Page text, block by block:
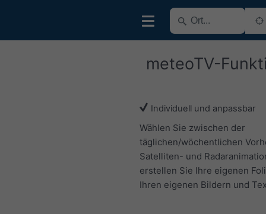
meteoTV-
Individuell und anpassbar
Wählen Sie zwischen der
täglichen/wöchentlichen
Satelliten- und
erstellen Sie Ihre eigenen
Ihren eigenen Bildern und